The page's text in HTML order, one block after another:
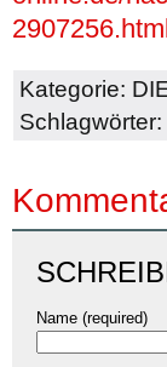
Kategorie:
Schlagwörter:
Name (required)